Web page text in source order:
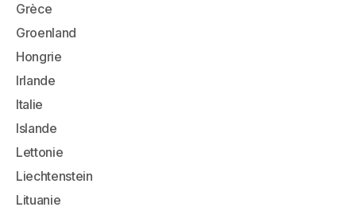
Grèce
Groenland
Hongrie
Irlande
Italie
Islande
Lettonie
Liechtenstein
Lituanie